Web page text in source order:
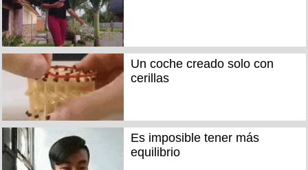
Un coche creado solo con
cerillas
Es imposible tener más
equilibrio